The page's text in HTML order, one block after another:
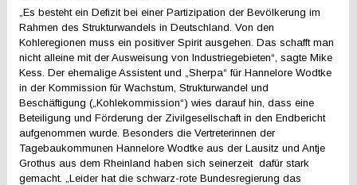
„Es besteht ein Defizit bei einer Partizipation der Bevölkerung im
Rahmen des Strukturwandels in Deutschland. Von den
Kohleregionen muss ein positiver Spirit ausgehen. Das schafft man
nicht alleine mit der Ausweisung von Industriegebieten“, sagte Mike
Kess. Der ehemalige Assistent und „Sherpa“ für Hannelore Wodtke
in der Kommission für Wachstum, Strukturwandel und
Beschäftigung („Kohlekommission“) wies darauf hin, dass eine
Beteiligung und Förderung der Zivilgesellschaft in den Endbericht
aufgenommen wurde. Besonders die Vertreterinnen der
Tagebaukommunen Hannelore Wodtke aus der Lausitz und Antje
Grothus aus dem Rheinland haben sich seinerzeit dafür stark
gemacht. „Leider hat die schwarz-rote Bundesregierung das